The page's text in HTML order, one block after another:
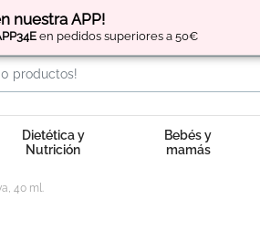
nuestra APP!
en pedidos superiores a 50€
Regístratey obtén
Dietética y
Nutrición
Bebés y
mamás
40 ml.